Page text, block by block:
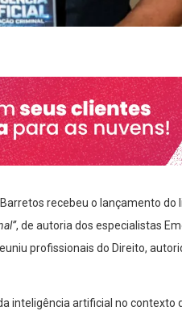
recebeu o lançamento do
, de autoria dos especialistas
profissionais do Direito,
inteligência artificial no contexto